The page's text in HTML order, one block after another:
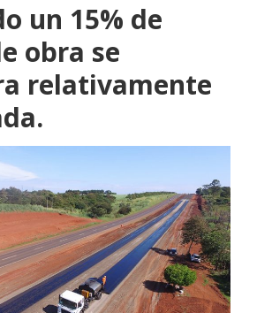
un 15% de
obra se
relativamente